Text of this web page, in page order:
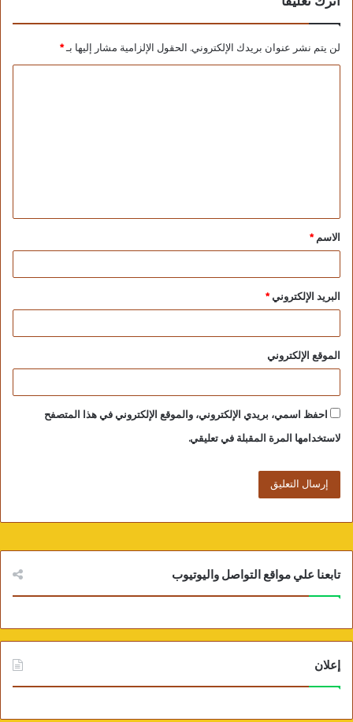
لن يتم نشر عنوان بريدك الإلكتروني. الحقول الإلزامية مشار إليها بـ*
الاسم*
البريد الإلكتروني*
الموقع الإلكتروني
احفظ اسمي، بريدي الإلكتروني، والموقع الإلكتروني في هذا المتصفح
لاستخدامها المرة المقبلة في تعليقي.
تابعنا علي مواقع التواصل واليوتيوب
إعلان